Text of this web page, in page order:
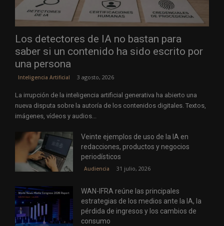
Los detectores de IA no bastan para
saber si un contenido ha sido escrito por
una persona
Inteligencia Artificial 3 agosto, 2026
La irrupción de la inteligencia artificial generativa ha abierto una
nueva disputa sobre la autoría de los contenidos digitales. Textos,
imágenes, vídeos y audios...
Veinte ejemplos de uso de la IA en
redacciones, productos y negocios
periodísticos
Audiencia 31 julio, 2026
WAN-IFRA reúne las principales
estrategias de los medios ante la IA, la
pérdida de ingresos y los cambios de
consumo